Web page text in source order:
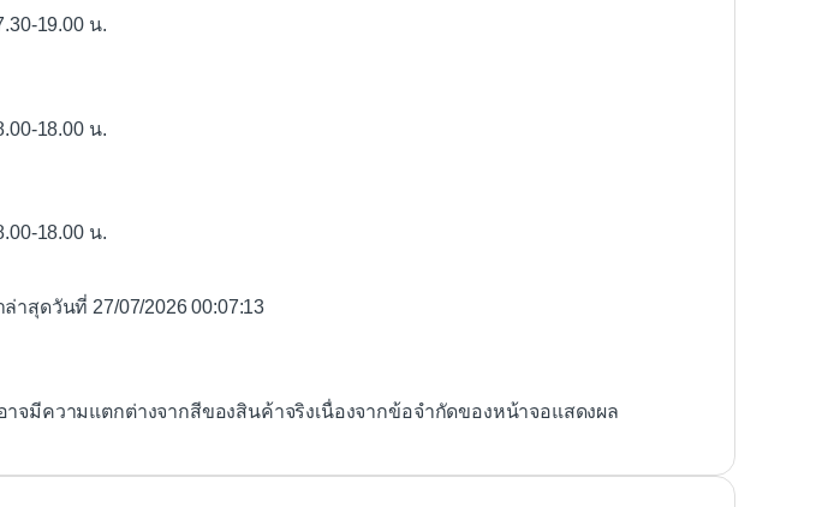
19.00 น.
18.00 น.
18.00 น.
าสุดวันที่ 27/07/2026 00:07:13
าจมีความแตกต่างจากสีของสินค้าจริงเนื่องจากข้อจำกัดของหน้าจอแสดงผล